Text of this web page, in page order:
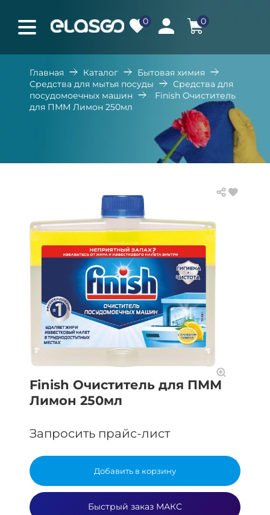
0 0
Главная Каталог
Бытовая химия
Средства для мытья посуды
Средства для
посудомоечных машин
Finish Очиститель
для ПММ Лимон 250мл
Finish Очиститель для ПММ
Лимон 250мл
Запросить прайс-лист
Добавить в корзину
Быстрый заказ МАКС